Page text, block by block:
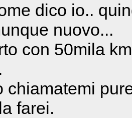
dico io..
nuovo...
con 50mila
chiamatemi
farei.